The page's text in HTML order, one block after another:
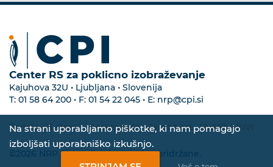
Na strani uporabljamo piškotke, ki nam pomagajo
izboljšati uporabniško izkušnjo.
Center RS za poklicno izobraževanje
Kajuhova 32U • Ljubljana • Slovenija
T: 01 58 64 200 • F: 01 54 22 045 • E: nrp@cpi.si
Zemljevid strani•Dostopnost•Zasebnost •Izvedba KIVI
©2026 NRP Slovenija. Vse pravice pridržane.